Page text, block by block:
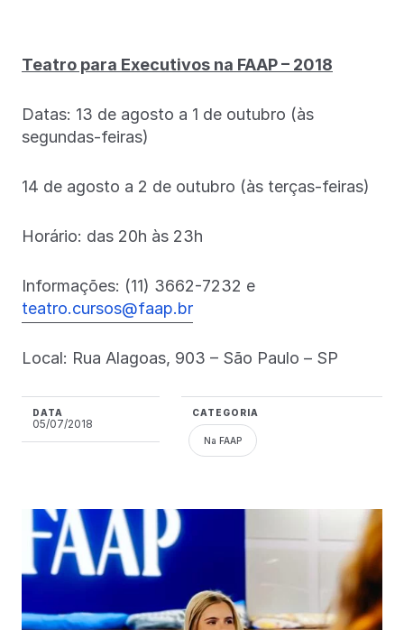
Teatro para Executivos na FAAP – 2018
Datas: 13 de agosto a 1 de outubro (às
segundas-feiras)
14 de agosto a 2 de outubro (às terças-feiras)
Horário: das 20h às 23h
Informações: (11) 3662-7232 e
teatro.cursos@faap.br
Local: Rua Alagoas, 903 – São Paulo – SP
DATA
05/07/2018
CATEGORIA
Na FAAP